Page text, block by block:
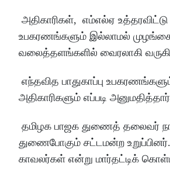
அதிகாரிகள், எம்எல்ஏ
உபகரணங்களும் இல்லாமல்
வலைத்தளங்களில் வைரலாகி
எந்தவித பாதுகாப்பு
அதிகாரிகளும் எப்படி
தமிழக பாஜக துணைத் தலைவர்
துணைபோகும் சட்டமன்ற
காவலர்கள் என்று மார்தட்டிக்